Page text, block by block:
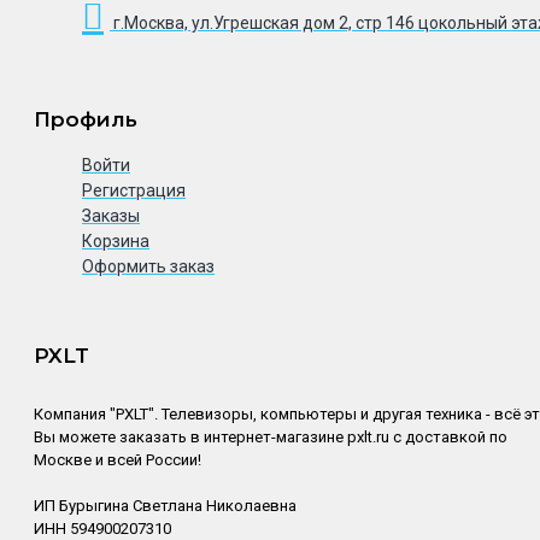
г.Москва, ул.Угрешская дом 2, стр 146 цокольный
Профиль
Войти
Регистрация
Заказы
Корзина
Оформить заказ
PXLT
Компания "PXLT". Телевизоры, компьютеры и другая техника - всё
Вы можете заказать в интернет-магазине pxlt.ru с доставкой по
Москве и всей России!
ИП Бурыгина Светлана Николаевна
ИНН 594900207310